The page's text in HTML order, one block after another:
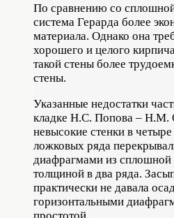
По сравнению со
система Герарда более
материала. Однако она
хорошего и целого
такой стены более
стены.
Указанные недостатки
кладке Н.С. Попова – Н.М.
невысокие стенки в
ложковых ряда
диафрагмами из сплошной
толщиной в два ряда.
практически не давала
горизонтальными
простотой.